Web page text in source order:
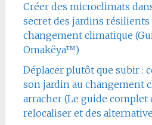
Créer des microclimats
secret des jardins résilients
changement climatique
Omakëya™)
Déplacer plutôt que subir :
son jardin au changement
arracher (Le guide complet
relocaliser et des